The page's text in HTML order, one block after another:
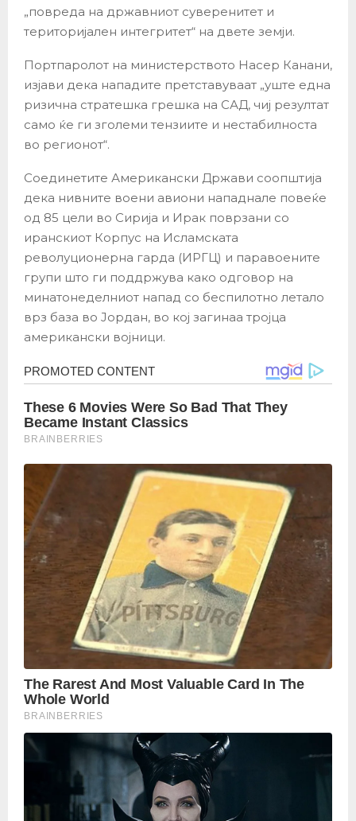
„повреда на државниот суверенитет и
територијален интегритет“ на двете земји.
Портпаролот на министерството Насер Канани,
изјави дека нападите претставуваат „уште една
ризична стратешка грешка на САД, чиј резултат
само ќе ги зголеми тензиите и нестабилноста
во регионот“.
Соединетите Американски Држави соопштија
дека нивните воени авиони нападнале повеќе
од 85 цели во Сирија и Ирак поврзани со
иранскиот Корпус на Исламската
револуционерна гарда (ИРГЦ) и паравоените
групи што ги поддржува како одговор на
минатонеделниот напад со беспилотно летало
врз база во Јордан, во кој загинаа тројца
американски војници.